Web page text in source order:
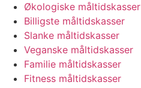
Økologiske måltidskasser
Billigste måltidskasser
Slanke måltidskasser
Veganske måltidskasser
Familie måltidskasser
Fitness måltidskasser